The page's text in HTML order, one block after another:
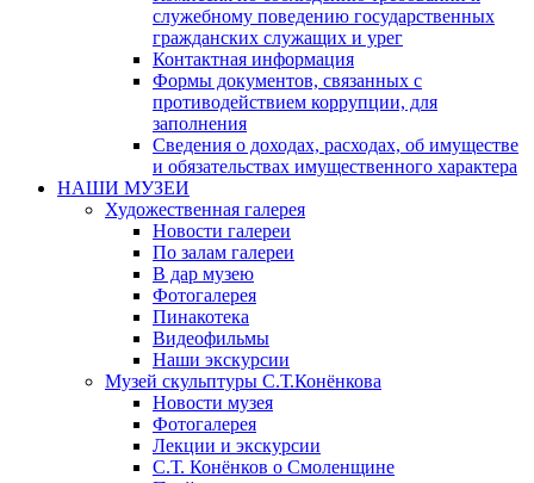
служебному поведению государственных
гражданских служащих и урег
Контактная информация
Формы документов, связанных с
противодействием коррупции, для
заполнения
Сведения о доходах, расходах, об имуществе
и обязательствах имущественного характера
НАШИ МУЗЕИ
Художественная галерея
Новости галереи
По залам галереи
В дар музею
Фотогалерея
Пинакотека
Видеофильмы
Наши экскурсии
Музей скульптуры С.Т.Конёнкова
Новости музея
Фотогалерея
Лекции и экскурсии
С.Т. Конёнков о Смоленщине